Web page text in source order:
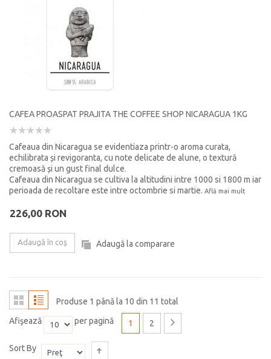
CAFEA PROASPAT PRAJITA THE COFFEE SHOP NICARAGUA 1KG
Cafeaua din Nicaragua se evidentiaza printr-o aroma curata,
echilibrata și revigoranta, cu note delicate de alune, o textură
cremoasă și un gust final dulce.
Cafeaua din Nicaragua se cultiva la altitudini intre 1000 si 1800 m iar
perioada de recoltare este intre octombrie si martie. Află mai mult
226,00 RON
Adaugă în coş Adaugă la comparare
Produse 1 până la 10 din 11 total
1 2
Afişează per pagină
Sort By